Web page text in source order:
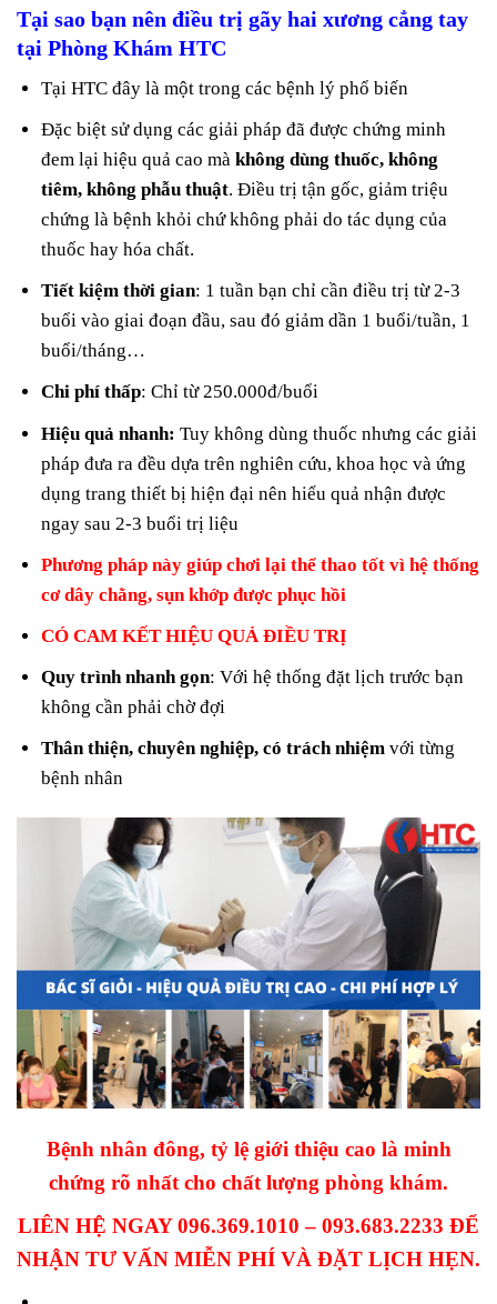
Tại sao bạn nên điều trị gãy hai xương cẳng tay
tại Phòng Khám HTC
Tại HTC đây là một trong các bệnh lý phổ biến
Đặc biệt sử dụng các giải pháp đã được chứng minh
đem lại hiệu quả cao màkhông dùng thuốc, không
tiêm, không phẫu thuật. Điều trị tận gốc, giảm triệu
chứng là bệnh khỏi chứ không phải do tác dụng của
thuốc hay hóa chất.
Tiết kiệm thời gian: 1 tuần bạn chỉ cần điều trị từ 2-3
buổi vào giai đoạn đầu, sau đó giảm dần 1 buổi/tuần, 1
buổi/tháng…
Chi phí thấp: Chỉ từ 250.000đ/buổi
Hiệu quả nhanh: Tuy không dùng thuốc nhưng các giải
pháp đưa ra đều dựa trên nghiên cứu, khoa học và ứng
dụng trang thiết bị hiện đại nên hiểu quả nhận được
ngay sau 2-3 buổi trị liệu
Phương pháp này giúp chơi lại thể thao tốt vì hệ thống
cơ dây chằng, sụn khớp được phục hồi
CÓ CAM KẾT HIỆU QUẢ ĐIỀU TRỊ
Quy trình nhanh gọn: Với hệ thống đặt lịch trước bạn
không cần phải chờ đợi
Thân thiện, chuyên nghiệp, có trách nhiệm với từng
bệnh nhân
Bệnh nhân đông, tỷ lệ giới thiệu cao là minh
chứng rõ nhất cho chất lượng phòng khám.
LIÊN HỆ NGAY 096.369.1010 – 093.683.2233 ĐỂ
NHẬN TƯ VẤN MIỄN PHÍ VÀ ĐẶT LỊCH HẸN.